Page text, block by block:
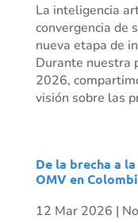
La inteligencia
convergencia de
nueva etapa de
Durante nuestra
2026,
visión sobre las
De la brecha a
OMV en
12 Mar 2026 |